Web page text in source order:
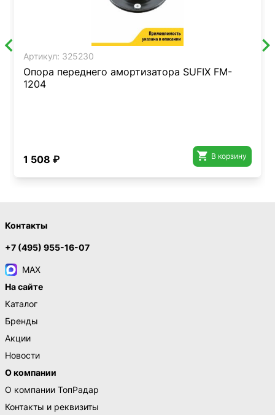
Артикул: 325230
Опора переднего амортизатора SUFIX FM-
1204
1 508 ₽  В корзину
Контакты
+7 (495) 955-16-07
MAX
На сайте
Каталог
Бренды
Акции
Новости
О компании
О компании ТопРадар
Контакты и реквизиты